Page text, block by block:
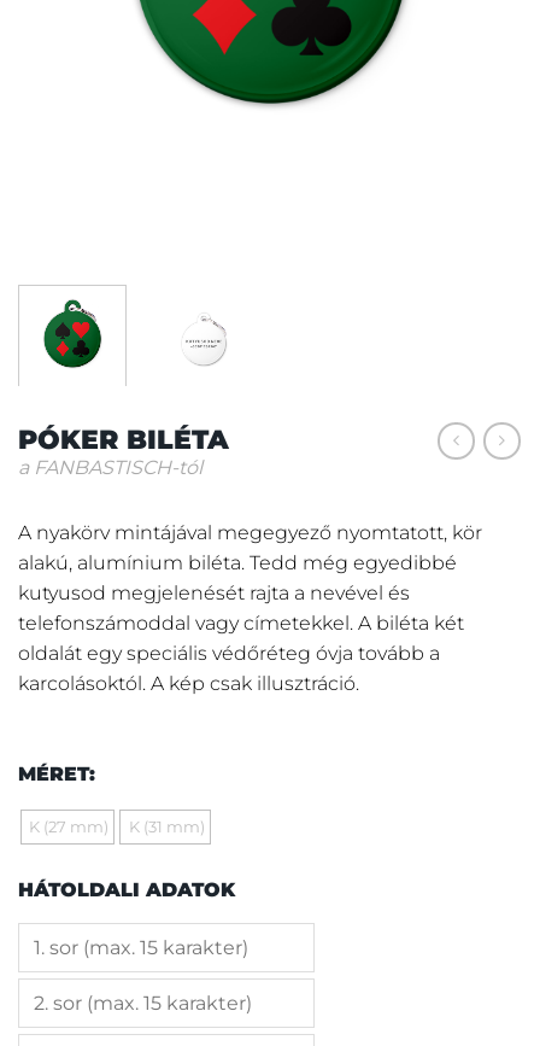
PÓKER BILÉTA
a FANBASTISCH-tól
A nyakörv mintájával megegyező nyomtatott, kör
alakú, alumínium biléta. Tedd még egyedibbé
kutyusod megjelenését rajta a nevével és
telefonszámoddal vagy címetekkel. A biléta két
oldalát egy speciális védőréteg óvja tovább a
karcolásoktól. A kép csak illusztráció.
MÉRET:
K (27 mm) K (31 mm)
HÁTOLDALI ADATOK